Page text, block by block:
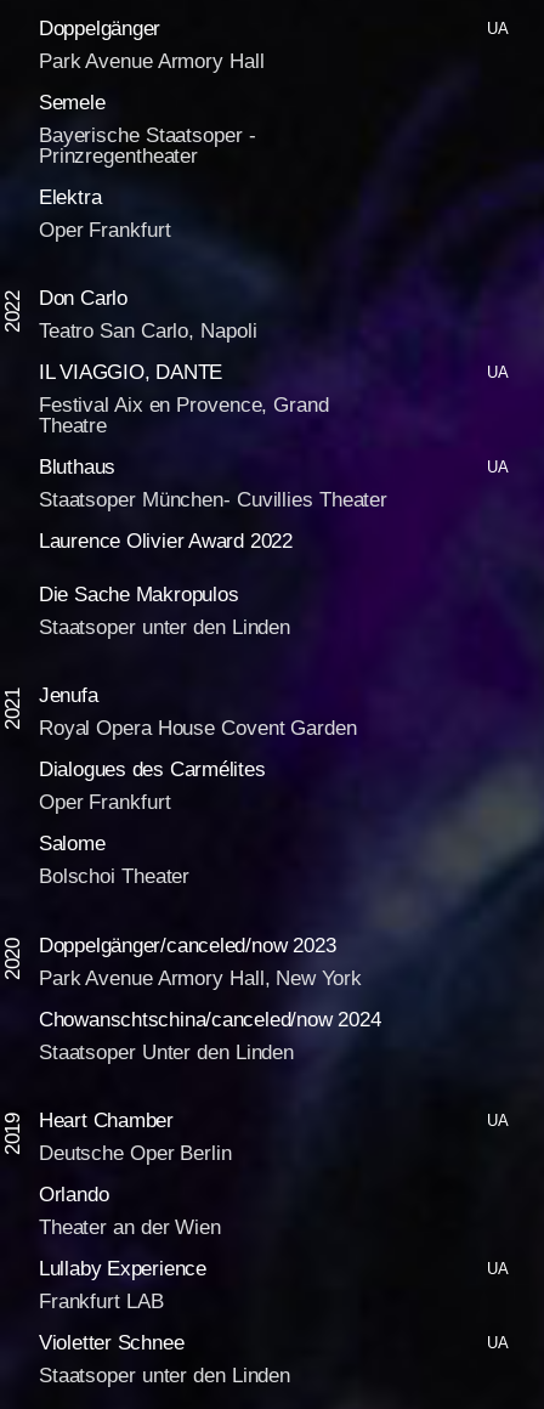
Doppelgänger
UA
Park Avenue Armory Hall
Semele
Bayerische Staatsoper -
Prinzregentheater
Elektra
Oper Frankfurt
2022
Don Carlo
Teatro San Carlo, Napoli
IL VIAGGIO, DANTE
UA
Festival Aix en Provence, Grand
Theatre
Bluthaus
UA
Staatsoper München- Cuvillies Theater
Laurence Olivier Award 2022
Die Sache Makropulos
Staatsoper unter den Linden
2021
Jenufa
Royal Opera House Covent Garden
Dialogues des Carmélites
Oper Frankfurt
Salome
Bolschoi Theater
2020
Doppelgänger/canceled/now 2023
Park Avenue Armory Hall, New York
Chowanschtschina/canceled/now 2024
Staatsoper Unter den Linden
2019 Heart Chamber UA
Deutsche Oper Berlin
Orlando
Theater an der Wien
Lullaby Experience
UA
Frankfurt LAB
Violetter Schnee
UA
Staatsoper unter den Linden